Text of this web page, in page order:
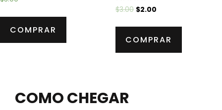
COMPRAR
Avaliação
4.50
$3.00 $2.00
COMPRAR
COMO CHEGAR